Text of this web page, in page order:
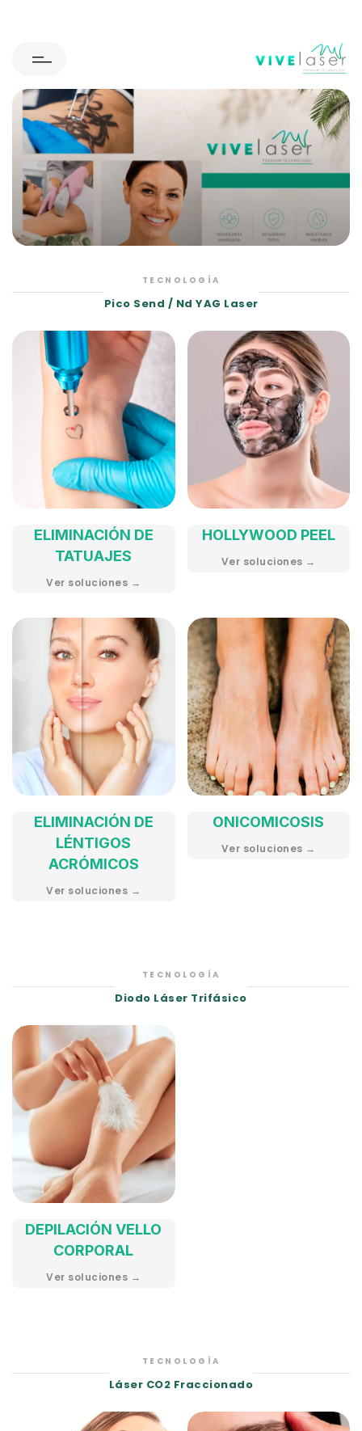
TECNOLOGÍA
Pico Send / Nd YAG Laser
ELIMINACIÓN DE
TATUAJES
Ver soluciones →
HOLLYWOOD PEEL
Ver soluciones →
ELIMINACIÓN DE
LÉNTIGOS
ACRÓMICOS
Ver soluciones →
ONICOMICOSIS
Ver soluciones →
TECNOLOGÍA
Diodo Láser Trifásico
DEPILACIÓN VELLO
CORPORAL
Ver soluciones →
TECNOLOGÍA
Láser CO2 Fraccionado